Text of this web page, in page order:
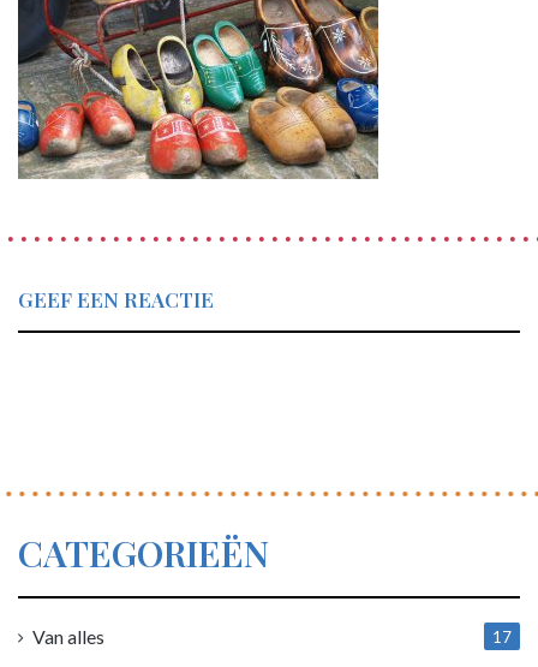
GEEF EEN REACTIE
CATEGORIEËN
Van alles
17